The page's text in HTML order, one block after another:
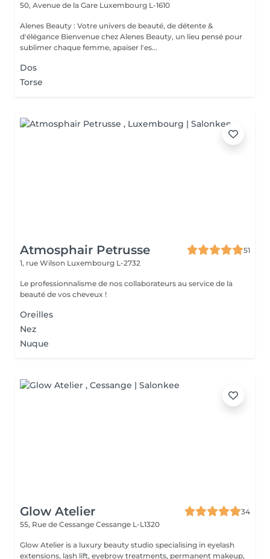
50, Avenue de la Gare Luxembourg L-1610
Alenes Beauty : Votre univers de beauté, de détente &
d'élégance Bienvenue chez Alenes Beauty, un lieu pensé pour
sublimer chaque femme, apaiser l'es...
Dos
Torse
Atmosphair Petrusse
51
1, rue Wilson Luxembourg L-2732
Le professionnalisme de nos collaborateurs au service de la
beauté de vos cheveux !
Oreilles
Nez
Nuque
Glow Atelier
34
55, Rue de Cessange Cessange L-L1320
Glow Atelier is a luxury beauty studio specialising in eyelash
extensions, lash lift, eyebrow treatments, permanent makeup,